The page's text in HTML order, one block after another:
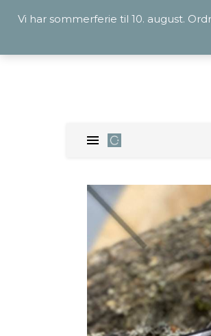
Vi har sommerferie til 10. august.